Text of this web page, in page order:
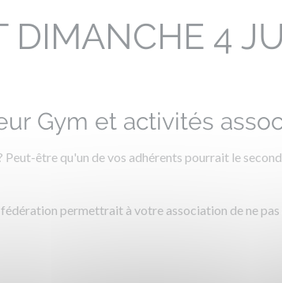
DIMANCHE 4
Gym et activités
être qu'un de vos adhérents pourrait le
permettrait à votre association de ne pas